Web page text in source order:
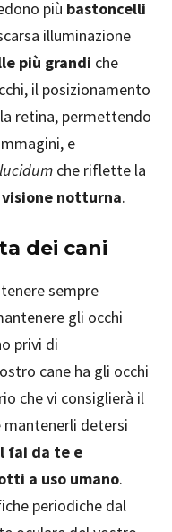
più bastoncelli
illuminazione
più grandi che
il posizionamento
retina, permettendo
e
che riflette la
notturna.
dei cani
sempre
gli occhi
privi di
cane ha gli occhi
che vi consiglierà il
detersi
fai da te e
a uso umano.
periodiche dal